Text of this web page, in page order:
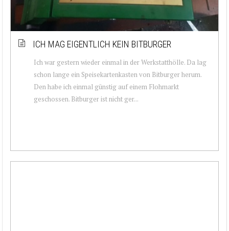
ICH MAG EIGENTLICH KEIN BITBURGER
Ich war gestern wieder einmal in der Werkstatthölle. Da lag
schon lange ein Speisekartenkasten von Bitburger herum.
Den habe ich einmal günstig auf einem Flohmarkt
geschossen. Bitburger ist nicht ger...